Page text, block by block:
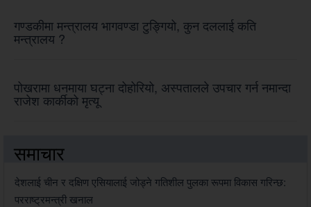
गण्डकीमा मन्त्रालय भागवण्डा टुङ्गियो, कुन दललाई कति
मन्त्रालय ?
पोखरामा धनमाया घट्ना दोहोरियो, अस्पतालले उपचार गर्न नमान्दा
राजेश कार्कीको मृत्यू
समाचार
देशलाई चीन र दक्षिण एसियालाई जोड्ने गतिशील पुलका रूपमा विकास गरिन्छ:
परराष्ट्रमन्त्री खनाल